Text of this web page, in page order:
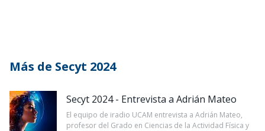
Más de Secyt 2024
Secyt 2024 - Entrevista a Adrián Mateo
El equipo de iradio UCAM entrevista a Adrián Mateo,
profesor del Grado en Ciencias de la Actividad Física y